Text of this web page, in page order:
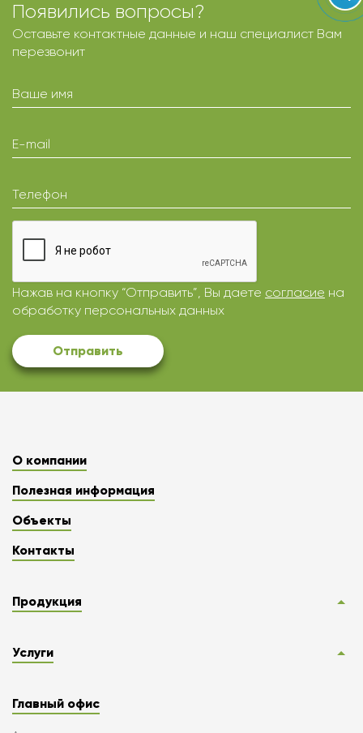
Появились вопросы?
Оставьте контактные данные и наш специалист Вам
перезвонит
Ваше имя
E-mail
Телефон
Нажав на кнопку “Отправить”, Вы даете согласие на
обработку персональных данных
Отправить
О компании
Полезная информация
Объекты
Контакты
Продукция
Услуги
Главный офис